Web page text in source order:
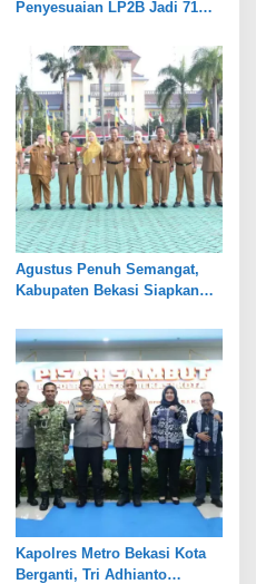
Penyesuaian LP2B Jadi 71
Industri dan Pertanian
Agustus Penuh Semangat,
Kabupaten Bekasi Siapkan
Hari Besar
Kapolres Metro Bekasi Kota
Berganti, Tri Adhianto